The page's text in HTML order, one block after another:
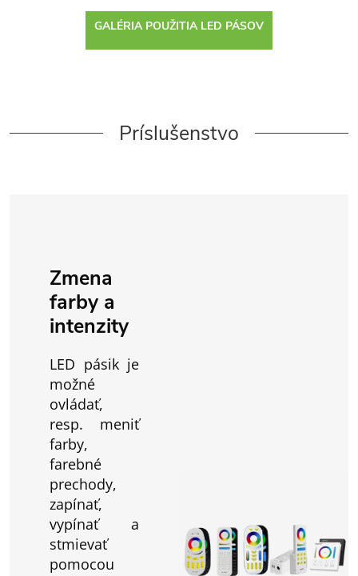
GALÉRIA POUŽITIA LED PÁSOV
Príslušenstvo
Zmena
farby a
intenzity
LED pásik je
možné
ovládať,
resp. meniť
farby,
farebné
prechody,
zapínať,
vypínať a
stmievať
pomocou